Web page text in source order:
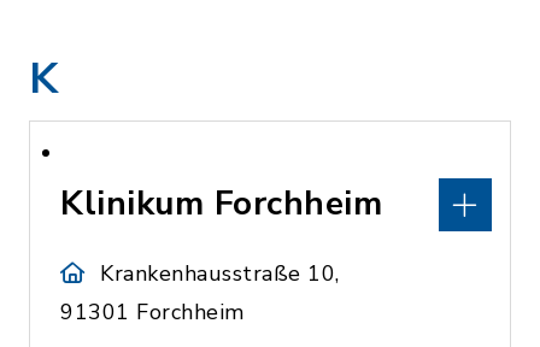
K
Klinikum Forchheim
Krankenhausstraße 10,
91301 Forchheim